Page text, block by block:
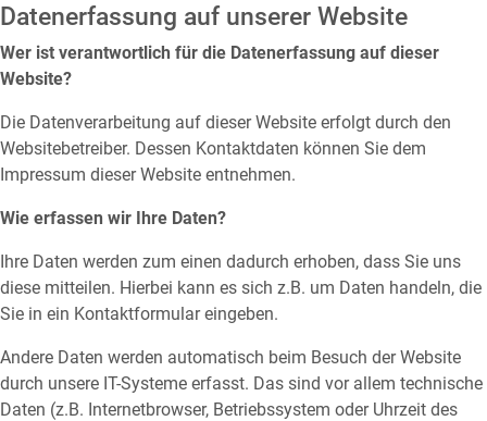
Datenerfassung auf unserer Website
Wer ist verantwortlich für die Datenerfassung auf dieser
Website?
Die Datenverarbeitung auf dieser Website erfolgt durch den
Websitebetreiber. Dessen Kontaktdaten können Sie dem
Impressum dieser Website entnehmen.
Wie erfassen wir Ihre Daten?
Ihre Daten werden zum einen dadurch erhoben, dass Sie uns
diese mitteilen. Hierbei kann es sich z.B. um Daten handeln, die
Sie in ein Kontaktformular eingeben.
Andere Daten werden automatisch beim Besuch der Website
durch unsere IT-Systeme erfasst. Das sind vor allem technische
Daten (z.B. Internetbrowser, Betriebssystem oder Uhrzeit des